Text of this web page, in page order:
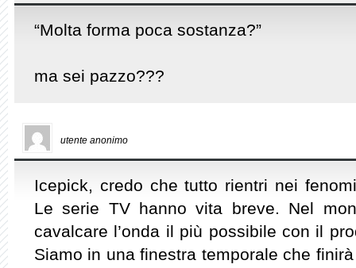
“Molta forma poca sostanza?”
ma sei pazzo???
utente anonimo
Icepick, credo che tutto rientri nei
Le serie TV hanno vita breve. Nel
cavalcare l’onda il più possibile con il
Siamo in una finestra temporale che